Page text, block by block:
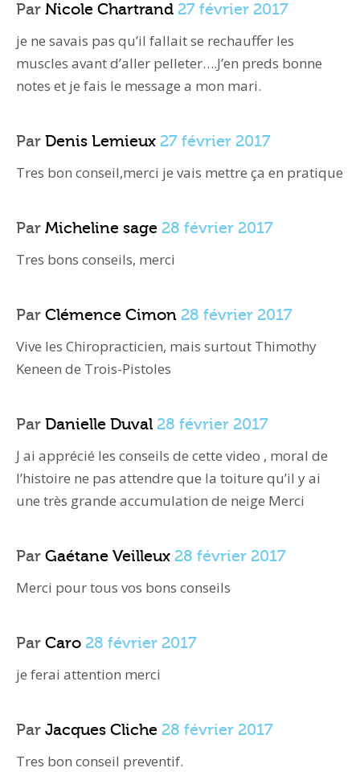
Par Nicole Chartrand 27 février 2017
je ne savais pas qu’il fallait se rechauffer les
muscles avant d’aller pelleter….J’en preds bonne
notes et je fais le message a mon mari.
Par Denis Lemieux 27 février 2017
Tres bon conseil,merci je vais mettre ça en pratique
Par Micheline sage 28 février 2017
Tres bons conseils, merci
Par Clémence Cimon 28 février 2017
Vive les Chiropracticien, mais surtout Thimothy
Keneen de Trois-Pistoles
Par Danielle Duval 28 février 2017
J ai apprécié les conseils de cette video , moral de
l’histoire ne pas attendre que la toiture qu’il y ai
une très grande accumulation de neige Merci
Par Gaétane Veilleux 28 février 2017
Merci pour tous vos bons conseils
Par Caro 28 février 2017
je ferai attention merci
Par Jacques Cliche 28 février 2017
Tres bon conseil preventif.